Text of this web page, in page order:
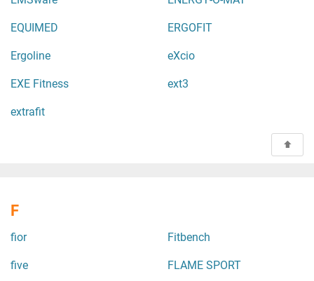
EQUIMED ERGOFIT
Ergoline eXcio
EXE Fitness ext3
extrafit
F
fior Fitbench
five FLAME SPORT